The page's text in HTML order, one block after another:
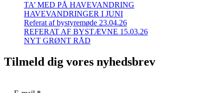
TA’ MED PÅ HAVEVANDRING
HAVEVANDRINGER I JUNI
Referat af bystyremøde 23.04.26
REFERAT AF BYSTÆVNE 15.03.26
NYT GRØNT RÅD
Tilmeld dig vores nyhedsbrev